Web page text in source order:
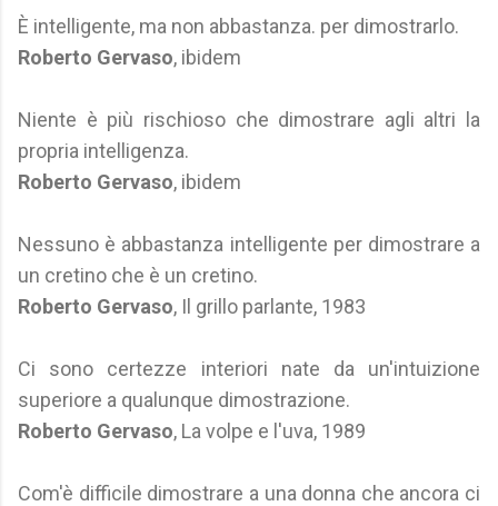
È intelligente, ma non abbastanza. per dimostrarlo.
Roberto Gervaso, ibidem
Niente è più rischioso che dimostrare agli altri la
propria intelligenza.
Roberto Gervaso, ibidem
Nessuno è abbastanza intelligente per dimostrare a
un cretino che è un cretino.
Roberto Gervaso, Il grillo parlante, 1983
Ci sono certezze interiori nate da un'intuizione
superiore a qualunque dimostrazione.
Roberto Gervaso, La volpe e l'uva, 1989
Com'è difficile dimostrare a una donna che ancora ci